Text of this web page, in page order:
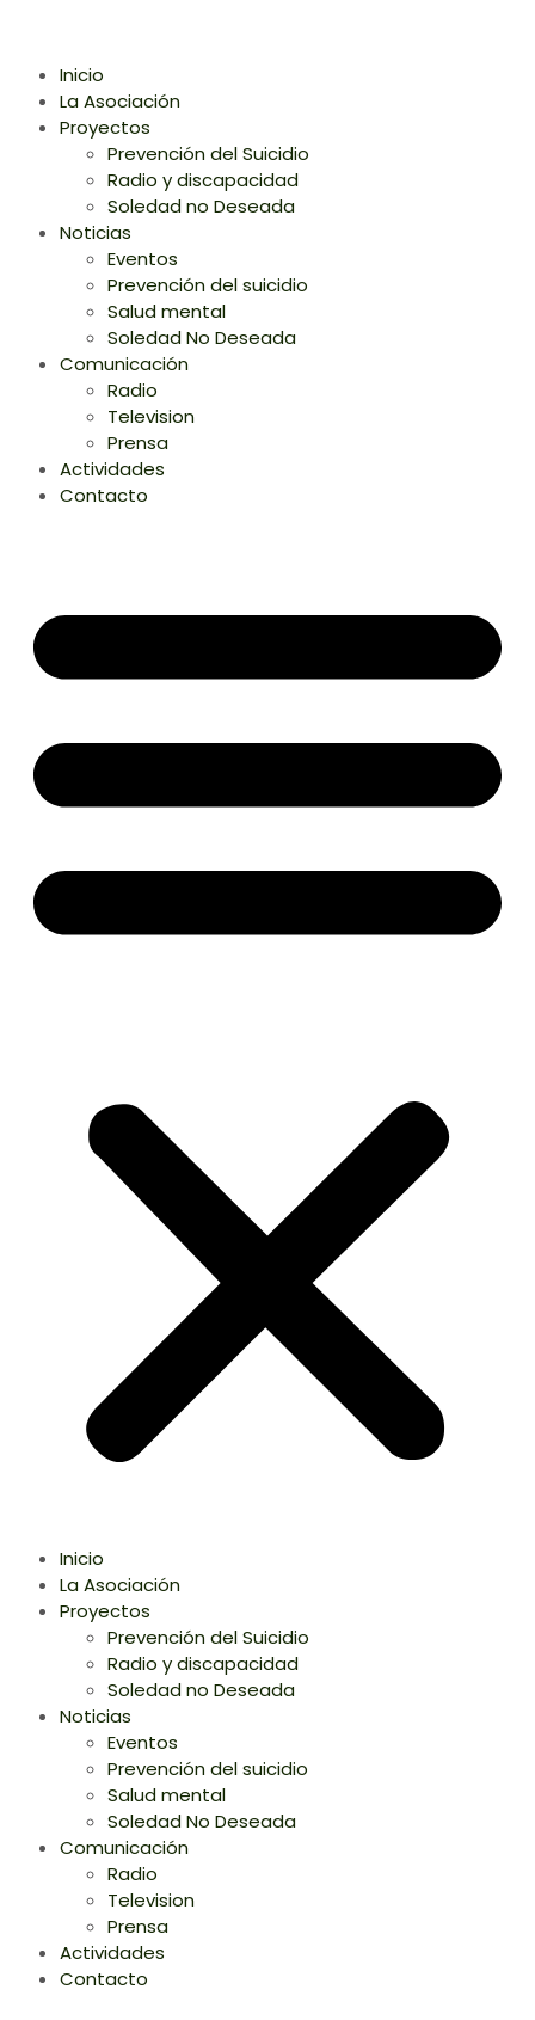
Inicio
La Asociación
Proyectos
Prevención del Suicidio
Radio y discapacidad
Soledad no Deseada
Noticias
Eventos
Prevención del suicidio
Salud mental
Soledad No Deseada
Comunicación
Radio
Television
Prensa
Actividades
Contacto
Inicio
La Asociación
Proyectos
Prevención del Suicidio
Radio y discapacidad
Soledad no Deseada
Noticias
Eventos
Prevención del suicidio
Salud mental
Soledad No Deseada
Comunicación
Radio
Television
Prensa
Actividades
Contacto